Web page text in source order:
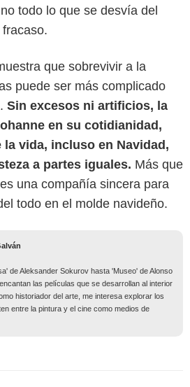
todo lo que se desvía del
que sobrevivir a la
puede ser más complicado
Sin excesos ni artificios, la
en su cotidianidad,
vida, incluso en Navidad,
a partes iguales. Más que
una compañía sincera para
todo en el molde navideño.
de Aleksander Sokurov hasta 'Museo' de Alonso
las películas que se desarrollan al interior
historiador del arte, me interesa explorar los
entre la pintura y el cine como medios de